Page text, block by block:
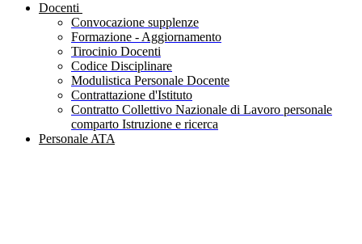
Docenti
Convocazione supplenze
Formazione - Aggiornamento
Tirocinio Docenti
Codice Disciplinare
Modulistica Personale Docente
Contrattazione d'Istituto
Contratto Collettivo Nazionale di Lavoro personale
comparto Istruzione e ricerca
Personale ATA